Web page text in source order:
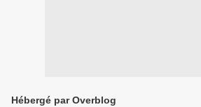
Hébergé par Overblog